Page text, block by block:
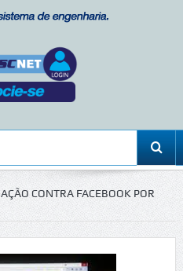
AÇÃO CONTRA FACEBOOK POR